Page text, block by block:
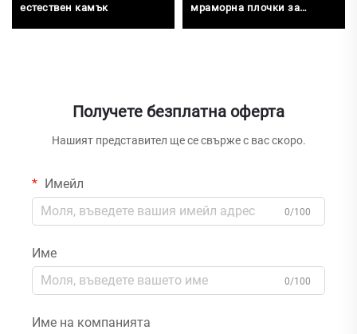
естествен камък
мраморна плочки за
Получете безплатна оферта
Нашият представител ще се свърже с вас скоро.
Имейл
0/100
Име
0/100
Име на компанията